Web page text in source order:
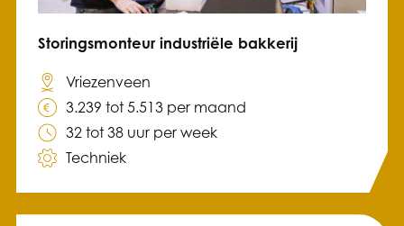
Storingsmonteur industriële bakkerij
Vriezenveen
3.239 tot 5.513 per maand
32 tot 38 uur per week
Techniek